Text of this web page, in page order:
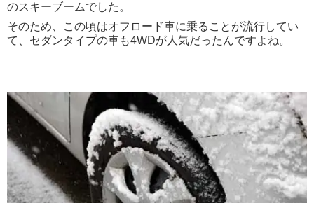
のスキーブームでした。
そのため、この頃はオフロード車に乗ることが流行してい
て、セダンタイプの車も4WDが人気だったんですよね。